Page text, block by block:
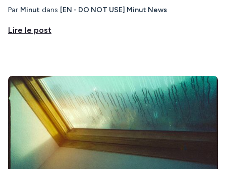
Par Minut dans [EN - DO NOT USE] Minut News
Lire le post